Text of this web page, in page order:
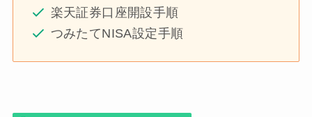
楽天証券口座開設手順
つみたてNISA設定手順